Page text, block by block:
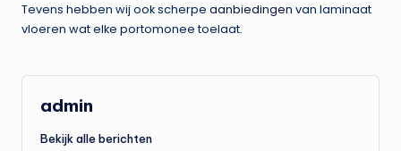
Tevens hebben wij ook scherpe aanbiedingen van laminaat
vloeren wat elke portomonee toelaat.
admin
Bekijk alle berichten